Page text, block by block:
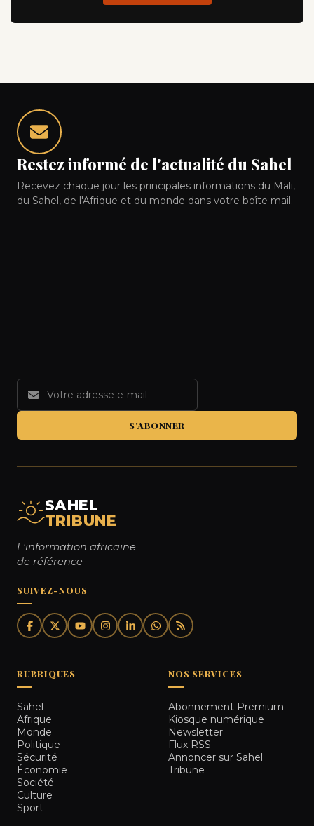
Restez informé de l'actualité du Sahel
Recevez chaque jour les principales informations du Mali,
du Sahel, de l'Afrique et du monde dans votre boîte mail.
S'ABONNER
SAHEL
TRIBUNE
L'information africaine
de référence
SUIVEZ-NOUS
RUBRIQUES
Sahel
Afrique
Monde
Politique
Sécurité
Économie
Société
Culture
Sport
NOS SERVICES
Abonnement Premium
Kiosque numérique
Newsletter
Flux RSS
Annoncer sur Sahel
Tribune